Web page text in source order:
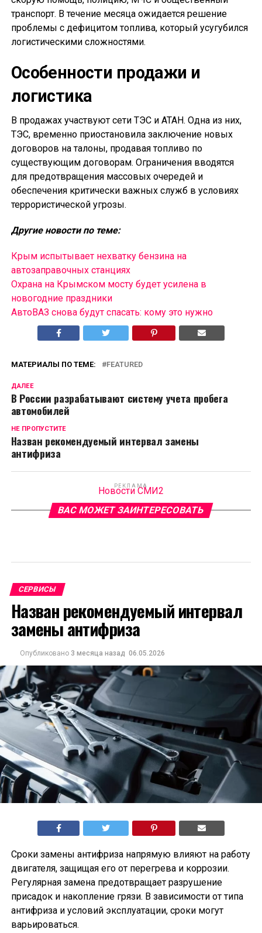
транспорт. В течение месяца ожидается решение
проблемы с дефицитом топлива, который усугубился
логистическими сложностями.
Особенности продажи и
логистика
В продажах участвуют сети ТЭС и АТАН. Одна из них,
ТЭС, временно приостановила заключение новых
договоров на талоны, продавая топливо по
существующим договорам. Ограничения вводятся
для предотвращения массовых очередей и
обеспечения критически важных служб в условиях
террористической угрозы.
Другие новости по теме:
Крым испытывает нехватку бензина на
автозаправочных станциях
Охрана на Крымском мосту будет усилена в
новогодние праздники
АвтоВАЗ снова будут спасать: кому это нужно
МАТЕРИАЛЫ ПО ТЕМЕ: FEATURED
ДАЛЕЕ
В России разрабатывают систему учета пробега
автомобилей
НЕ ПРОПУСТИТЕ
Назван рекомендуемый интервал замены
антифриза
РЕКЛАМА
Новости СМИ2
ВАС МОЖЕТ ЗАИНТЕРЕСОВАТЬ
СЕРВИСЫ
Назван рекомендуемый интервал
замены антифриза
Опубликовано 3 месяца назад 06.05.2026
Сроки замены антифриза напрямую влияют на работу
двигателя, защищая его от перегрева и коррозии.
Регулярная замена предотвращает разрушение
присадок и накопление грязи. В зависимости от типа
антифриза и условий эксплуатации, сроки могут
варьироваться.